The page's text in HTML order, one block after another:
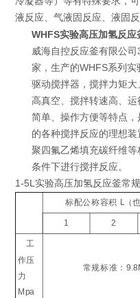
液反应、气液固反应、液固反
WHFS实验高压加氢反应
威海自控反应釜有限公
家，生产的WHFS系列
驱动搅拌器，搅拌力矩大
高真空、搅拌转速高、
简单、操作方便等特点
的各种搅拌反应的理想装
聚四氟乙烯填充碳纤维
条件下进行搅拌反应。
1-5L实验高压加氢反应釜常
标配公称容积 L（
1 2
工
作压
力
Mpa
常规标准：